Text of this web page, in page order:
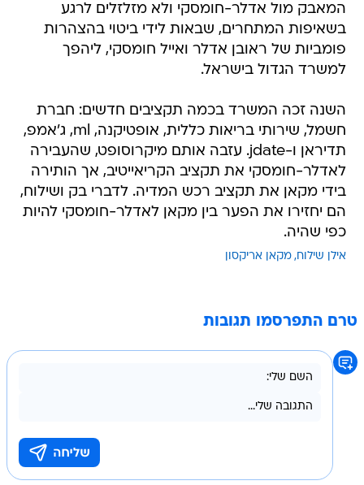
המאבק מול אדלר-חומסקי ולא מזלזלים לרגע
בשאיפות המתחרים, שבאות לידי ביטוי בהצהרות
פומביות של ראובן אדלר ואייל חומסקי, ליהפך
למשרד הגדול בישראל.
השנה זכה המשרד בכמה תקציבים חדשים: חברת
חשמל, שירותי בריאות כללית, אופטיקנה, ml, ג'אמפ,
תדיראן ו-jdate. עזבה אותם מיקרוסופט, שהעבירה
לאדלר-חומסקי את תקציב הקריאייטיב, אך הותירה
בידי מקאן את תקציב רכש המדיה. לדברי בק ושילוח,
הם יחזירו את הפער בין מקאן לאדלר-חומסקי להיות
כפי שהיה.
אילן שילוח מקאן אריקסון
טרם התפרסמו תגובות